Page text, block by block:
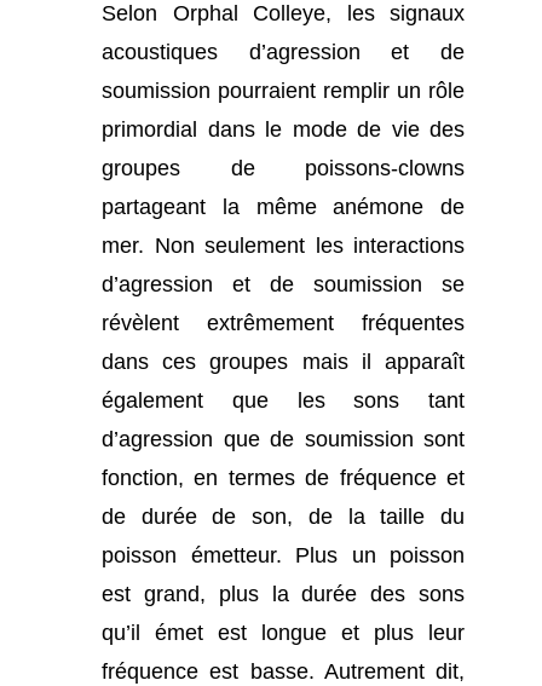
Selon Orphal Colleye, les signaux
acoustiques d’agression et de
soumission pourraient remplir un rôle
primordial dans le mode de vie des
groupes de poissons-clowns
partageant la même anémone de
mer. Non seulement les interactions
d’agression et de soumission se
révèlent extrêmement fréquentes
dans ces groupes mais il apparaît
également que les sons tant
d’agression que de soumission sont
fonction, en termes de fréquence et
de durée de son, de la taille du
poisson émetteur. Plus un poisson
est grand, plus la durée des sons
qu’il émet est longue et plus leur
fréquence est basse. Autrement dit,